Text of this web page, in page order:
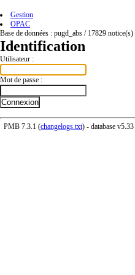
Gestion
OPAC
Base de données : pugd_abs / 17829 notice(s)
Identification
Utilisateur :
Mot de passe :
PMB 7.3.1 (changelogs.txt) - database v5.33